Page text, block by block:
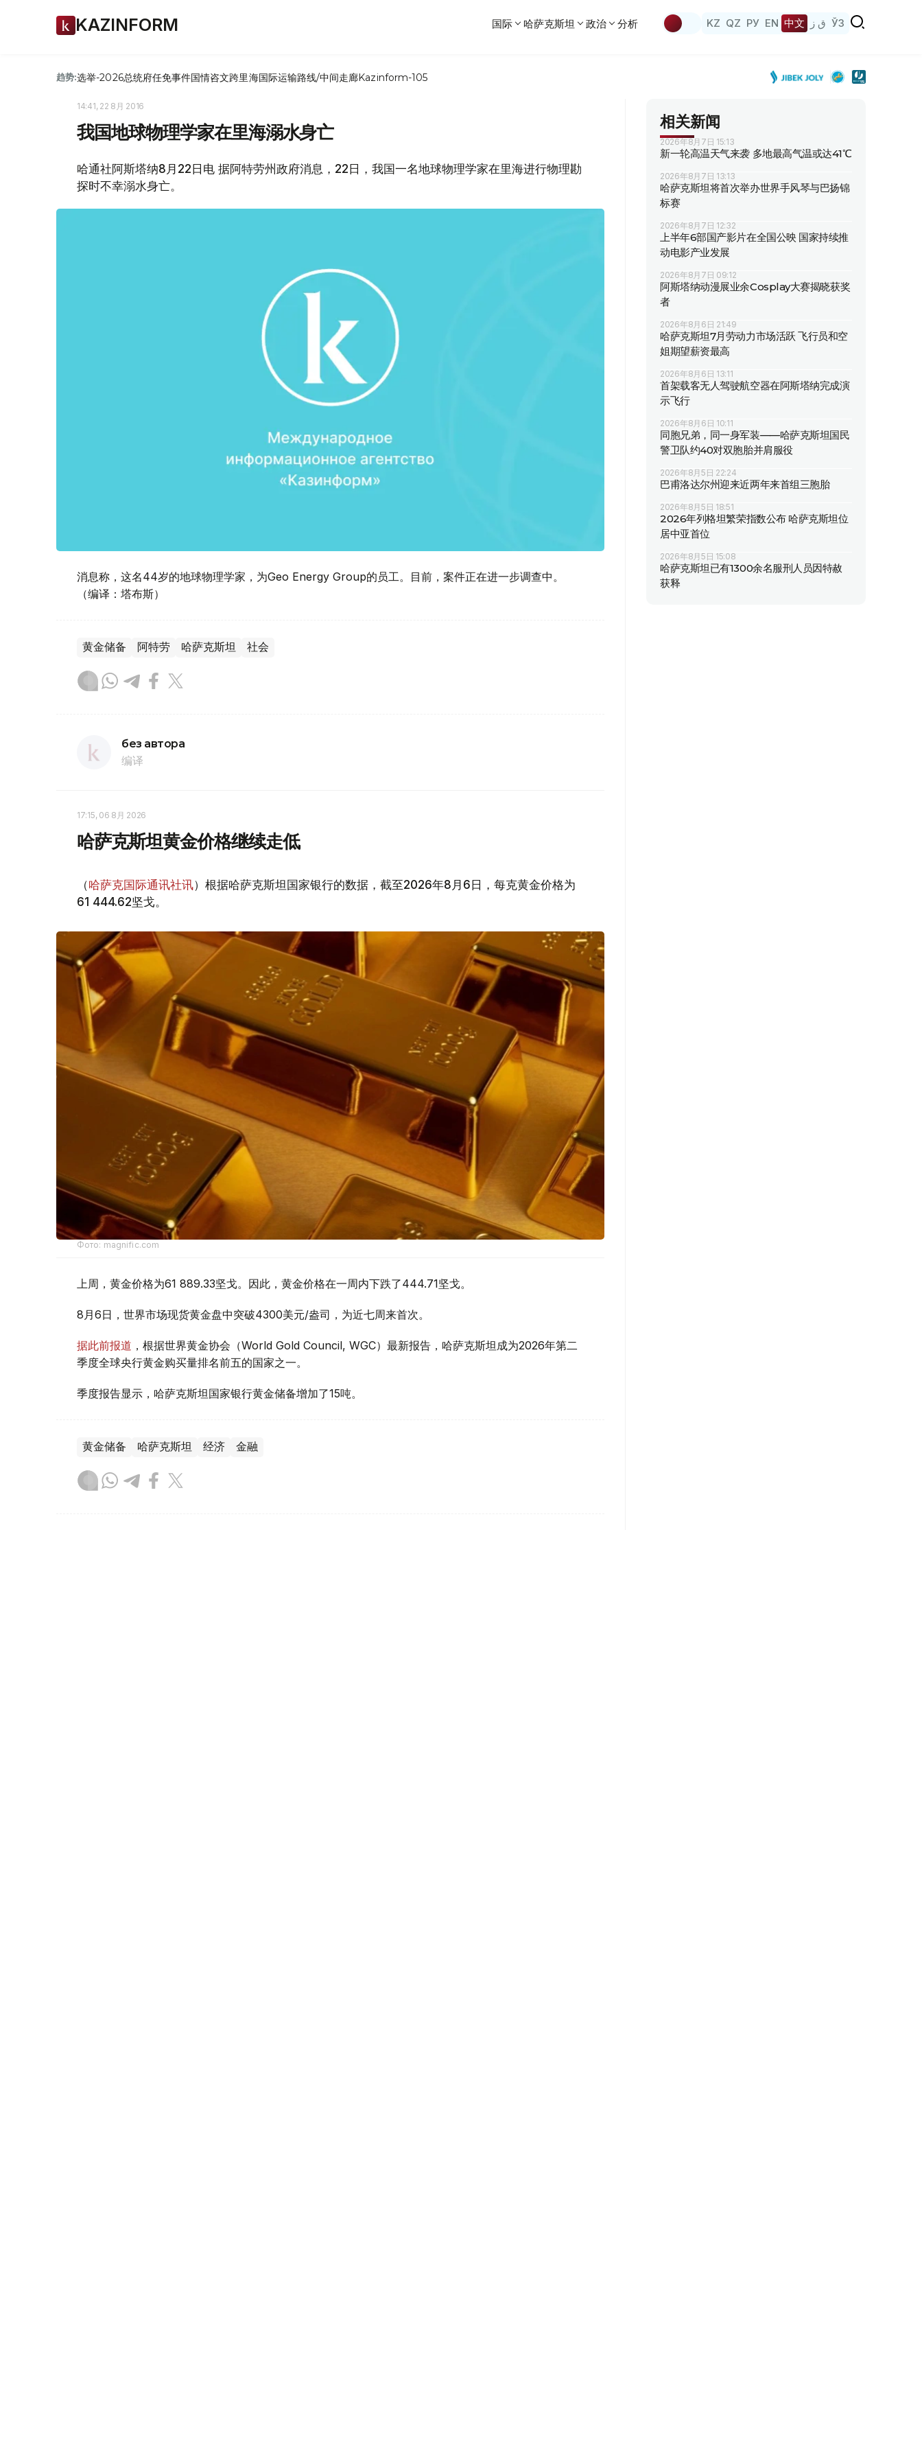
KAZINFORM 国际 哈萨克斯坦 政治 分析 KZ QZ РУ EN 中文 ق ز ЎЗ
趋势:选举-2026总统府任免事件国情咨文跨里海国际运输路线/中间走廊Kazinform-105
14:41, 22 8月 2016
我国地球物理学家在里海溺水身亡
哈通社阿斯塔纳8月22日电 据阿特劳州政府消息，22日，我国一名地球物理学家在里海进行物理勘
探时不幸溺水身亡。
消息称，这名44岁的地球物理学家，为Geo Energy Group的员工。目前，案件正在进一步调查中。
（编译：塔布斯）
黄金储备 阿特劳 哈萨克斯坦 社会
без автора
编译
17:15, 06 8月 2026
哈萨克斯坦黄金价格继续走低
（哈萨克国际通讯社讯）根据哈萨克斯坦国家银行的数据，截至2026年8月6日，每克黄金价格为
61 444.62坚戈。
Фото: magnific.com
上周，黄金价格为61 889.33坚戈。因此，黄金价格在一周内下跌了444.71坚戈。
8月6日，世界市场现货黄金盘中突破4300美元/盎司，为近七周来首次。
据此前报道 ，根据世界黄金协会（World Gold Council, WGC）最新报告，哈萨克斯坦成为2026年第二
季度全球央行黄金购买量排名前五的国家之一。
季度报告显示，哈萨克斯坦国家银行黄金储备增加了15吨。
黄金储备 哈萨克斯坦 经济 金融
相关新闻
2026年8月7日 15:13
新一轮高温天气来袭 多地最高气温或达41℃
2026年8月7日 13:13
哈萨克斯坦将首次举办世界手风琴与巴扬锦
标赛
2026年8月7日 12:32
上半年6部国产影片在全国公映 国家持续推
动电影产业发展
2026年8月7日 09:12
阿斯塔纳动漫展业余Cosplay大赛揭晓获奖
者
2026年8月6日 21:49
哈萨克斯坦7月劳动力市场活跃 飞行员和空
姐期望薪资最高
2026年8月6日 13:11
首架载客无人驾驶航空器在阿斯塔纳完成演
示飞行
2026年8月6日 10:11
同胞兄弟，同一身军装——哈萨克斯坦国民
警卫队约40对双胞胎并肩服役
2026年8月5日 22:24
巴甫洛达尔州迎来近两年来首组三胞胎
2026年8月5日 18:51
2026年列格坦繁荣指数公布 哈萨克斯坦位
居中亚首位
2026年8月5日 15:08
哈萨克斯坦已有1300余名服刑人员因特赦
获释